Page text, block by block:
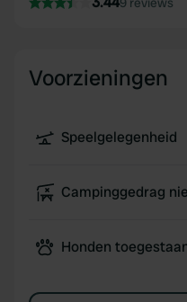
Voorzieningen
Speelgelegenheid
Campinggedrag
Honden